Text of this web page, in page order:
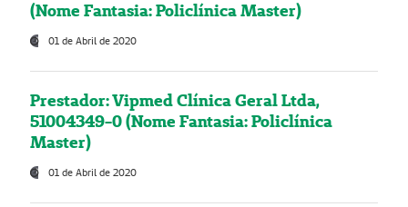
(Nome Fantasia: Policlínica Master)
01 de Abril de 2020
Prestador: Vipmed Clínica Geral Ltda,
51004349-0 (Nome Fantasia: Policlínica
Master)
01 de Abril de 2020